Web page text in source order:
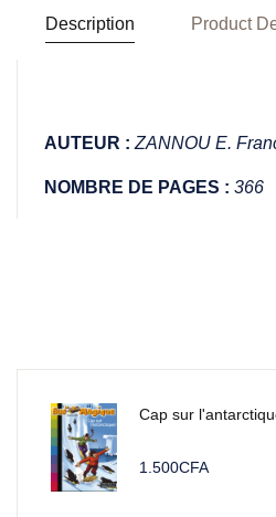
Description Product
AUTEUR : ZANNOU E.
NOMBRE DE PAGES : 366
Cap sur
1.500CFA